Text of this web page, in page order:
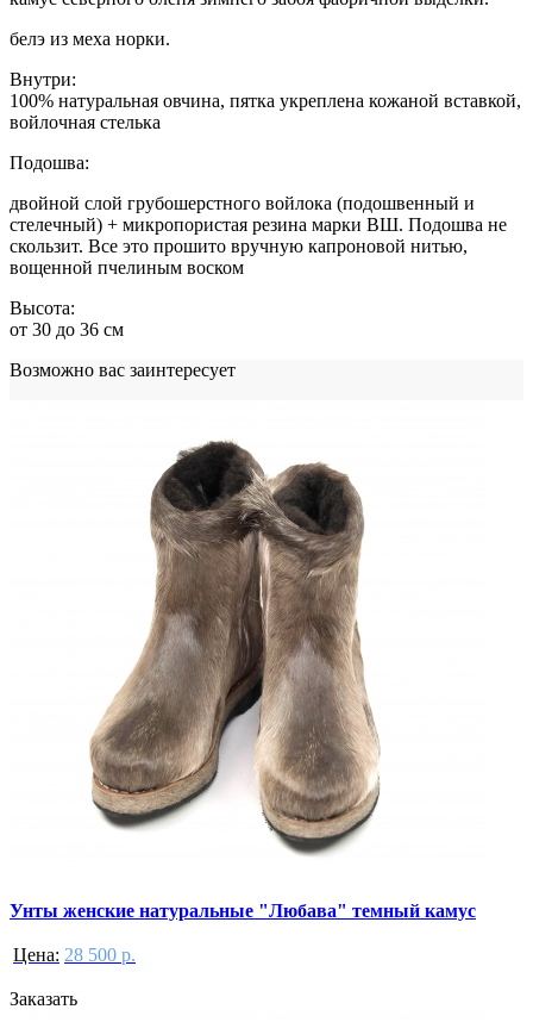
белэ из меха норки.
Внутри:
100% натуральная овчина, пятка укреплена кожаной вставкой,
войлочная стелька
Подошва:
двойной слой грубошерстного войлока (подошвенный и
стелечный) + микропористая резина марки ВШ. Подошва не
скользит. Все это прошито вручную капроновой нитью,
вощенной пчелиным воском
Высота:
от 30 до 36 см
Возможно вас заинтересует
Унты женские натуральные "Любава" темный камус
Цена: 28 500 р.
Заказать